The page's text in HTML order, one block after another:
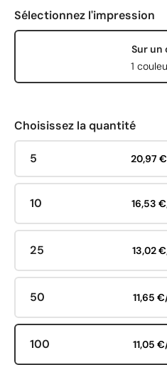
Sélectionnez l'impression
Sur un
1
Choisissez la quantité
5 20,97
10 16,53
25 13,02
50 11,65
100 11,05